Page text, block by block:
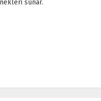
sunar.